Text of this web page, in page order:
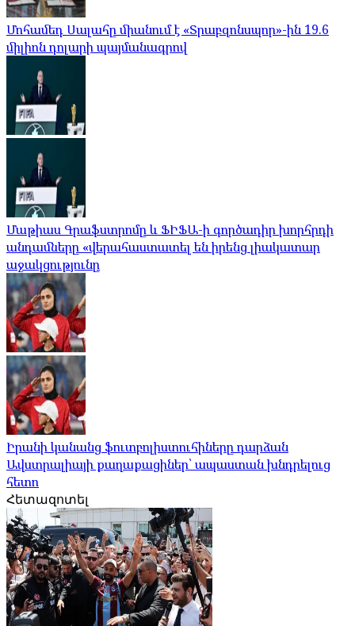
Մոհամեդ Սալահը միանում է «Տրաբզոնսպոր»-ին 19.6
միլիոն դոլարի պայմանագրով
Մաթիաս Գրաֆստրոմը և ՖԻՖԱ-ի գործադիր խորհրդի
անդամները «վերահաստատել են իրենց լիակատար
աջակցությունը
Իրանի կանանց ֆուտբոլիստուհիները դարձան
Ավստրալիայի քաղաքացիներ՝ ապաստան խնդրելուց
հետո
Հետազոտել